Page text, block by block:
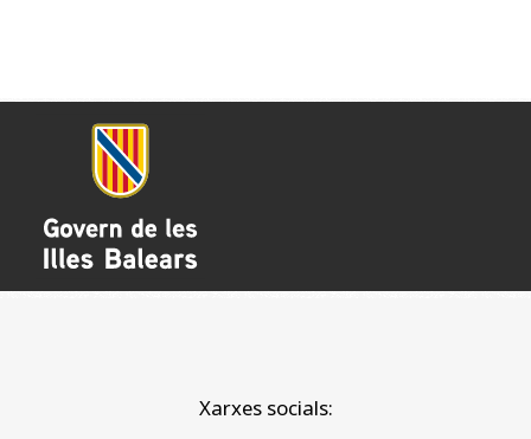
Xarxes socials: